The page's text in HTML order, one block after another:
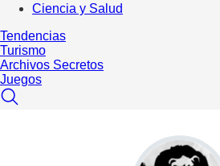
Ciencia y Salud
Tendencias
Turismo
Archivos Secretos
Juegos